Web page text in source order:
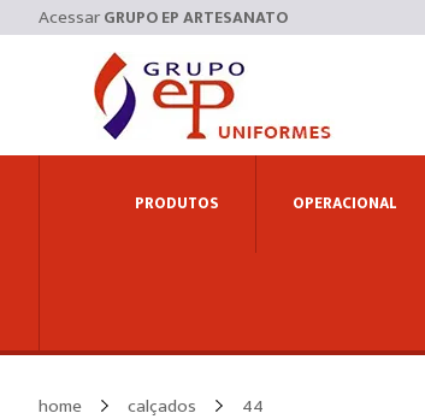
AcessarGRUPO EP ARTESANATO
PRODUTOS OPERACIONAL
home calçados 44